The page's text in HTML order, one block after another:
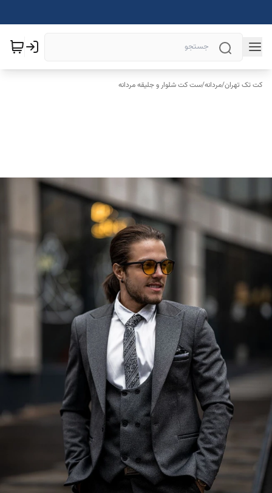
کت تک تهران/مردانه/ست کت شلوار و جلیقه مردانه